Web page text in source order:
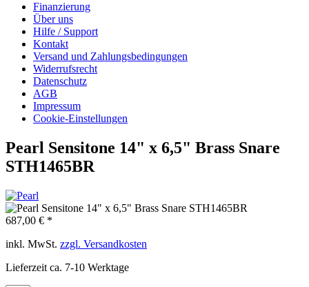
Finanzierung
Über uns
Hilfe / Support
Kontakt
Versand und Zahlungsbedingungen
Widerrufsrecht
Datenschutz
AGB
Impressum
Cookie-Einstellungen
Pearl Sensitone 14" x 6,5" Brass Snare
STH1465BR
687,00 € *
inkl. MwSt. zzgl. Versandkosten
Lieferzeit ca. 7-10 Werktage